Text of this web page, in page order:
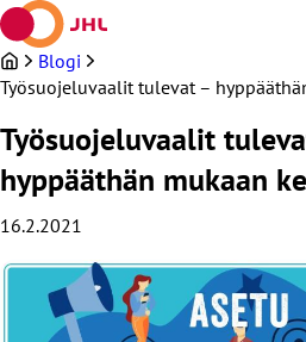
Siirry
sisältöön
Blogi
Työsuojeluvaalit tulevat –
Työsuojeluvaalit
hyppääthän mukaan
16.2.2021